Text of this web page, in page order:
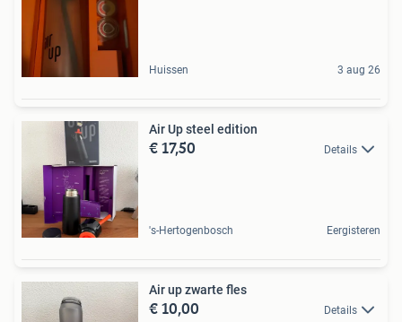
Huissen 3 aug 26
Air Up steel edition
€ 17,50 Details
's-Hertogenbosch Eergisteren
Air up zwarte fles
€ 10,00 Details